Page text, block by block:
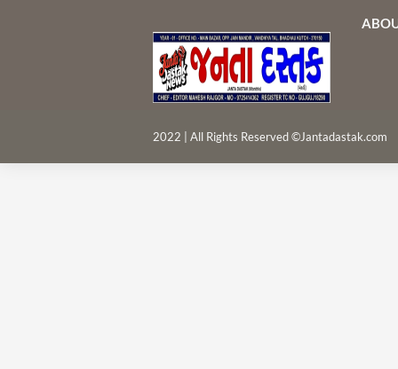
2022 | All Rights Reserved ©Jantadastak.com